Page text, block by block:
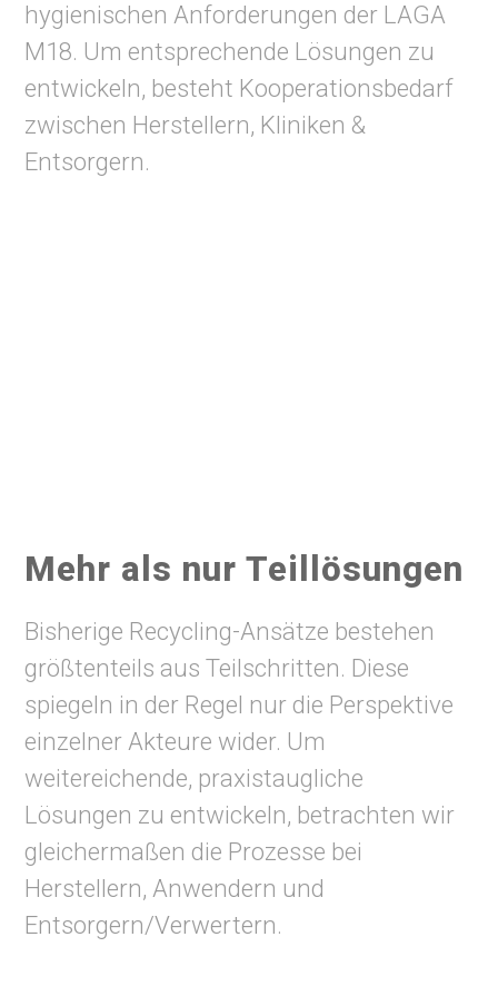
hygienischen Anforderungen der LAGA
M18. Um entsprechende Lösungen zu
entwickeln, besteht Kooperationsbedarf
zwischen Herstellern, Kliniken &
Entsorgern.
Mehr als nur Teillösungen
Bisherige Recycling-Ansätze bestehen
größtenteils aus Teilschritten. Diese
spiegeln in der Regel nur die Perspektive
einzelner Akteure wider. Um
weitereichende, praxistaugliche
Lösungen zu entwickeln, betrachten wir
gleichermaßen die Prozesse bei
Herstellern, Anwendern und
Entsorgern/Verwertern.